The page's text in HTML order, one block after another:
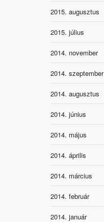
2015. augusztus
2015. július
2014. november
2014. szeptember
2014. augusztus
2014. június
2014. május
2014. április
2014. március
2014. február
2014. január